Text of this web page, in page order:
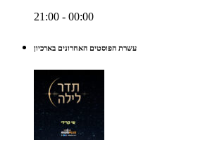
21:00 - 00:00
עשרת הפוסטים האחרונים בארכיון